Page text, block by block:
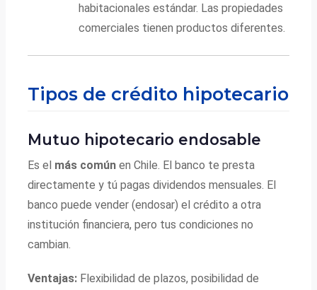
habitacionales estándar. Las propiedades
comerciales tienen productos diferentes.
Tipos de crédito hipotecario
Mutuo hipotecario endosable
Es el más común en Chile. El banco te presta
directamente y tú pagas dividendos mensuales. El
banco puede vender (endosar) el crédito a otra
institución financiera, pero tus condiciones no
cambian.
Ventajas: Flexibilidad de plazos, posibilidad de